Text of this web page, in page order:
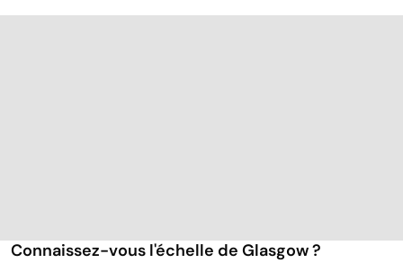
Connaissez-vous l'échelle de Glasgow ?